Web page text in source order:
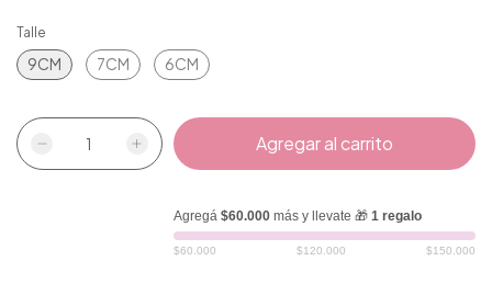
Talle
9CM 7CM 6CM
Agregá $60.000más y llevate 🎁 1 regalo
$60.000 $120.000 $150.000